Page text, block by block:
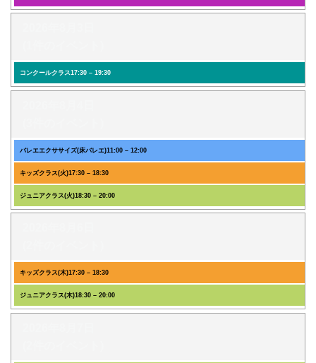
コンクールクラス17:30 – 19:30
バレエエクササイズ(床バレエ)11:00 – 12:00
キッズクラス(火)17:30 – 18:30
ジュニアクラス(火)18:30 – 20:00
キッズクラス(木)17:30 – 18:30
ジュニアクラス(木)18:30 – 20:00